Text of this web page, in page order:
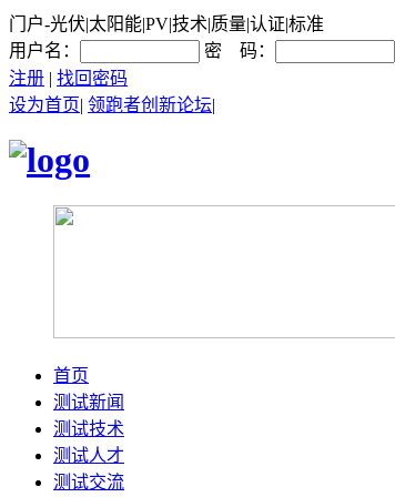
门户-光伏|太阳能|PV|技术|质量|认证|标准
用户名：
密 码：
注册 | 找回密码
设为首页| 领跑者创新论坛|
首页
测试新闻
测试技术
测试人才
测试交流